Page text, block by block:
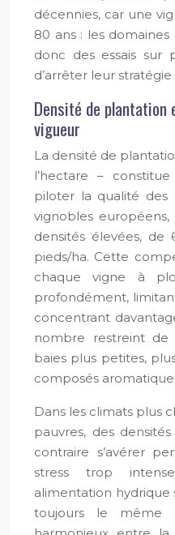
décennies, car une
80 ans : les
donc des essais sur
d’arrêter leur
Densité de
vigueur
La densité de
l’hectare –
piloter la qualité des
vignobles
densités élevées,
pieds/ha. Cette
chaque vigne à
profondément,
concentrant
nombre restreint de
baies plus petites,
composés
Dans les climats plus
pauvres, des
contraire s’avérer
stress trop
alimentation hydrique
toujours le même